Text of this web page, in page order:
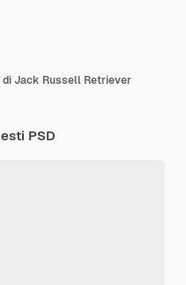
Jack Russell Retriever
PSD